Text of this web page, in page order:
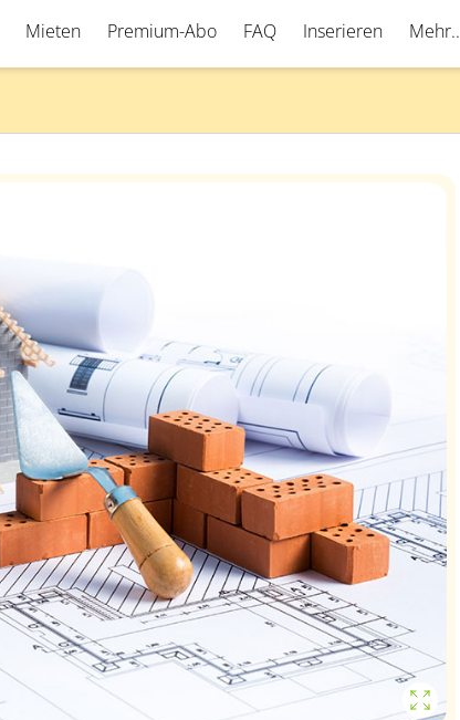
Mieten Premium-Abo FAQ Inserieren Mehr..